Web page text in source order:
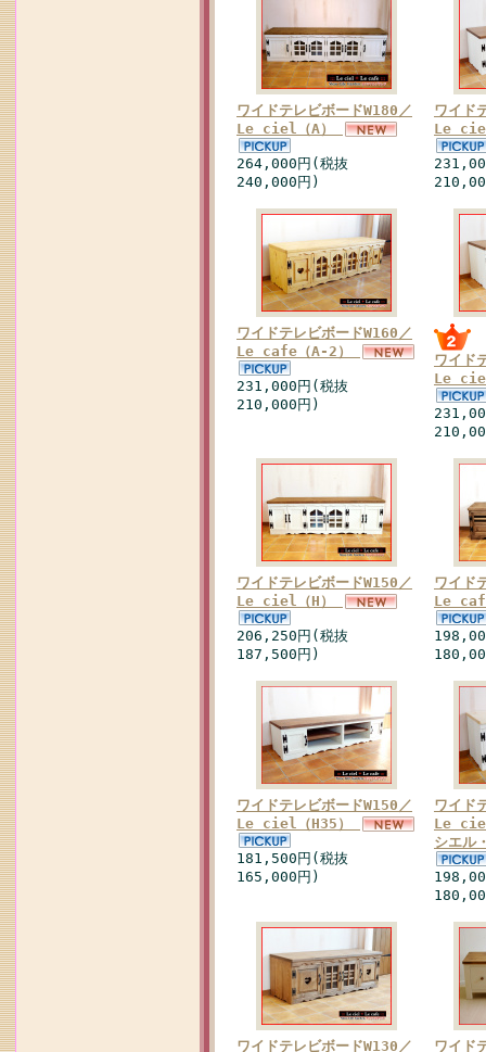
ワイドテレビボードW180／
Le ciel（A）
264,000円(税抜
240,000円)
ワイド
Le
ワイドテレビボードW160／
Le cafe（A-2）
231,000円(税抜
210,000円)
ワイド
Le
ワイドテレビボードW150／
Le ciel（H）
206,250円(税抜
187,500円)
ワイド
Le
ワイドテレビボードW150／
Le ciel（H35）
181,500円(税抜
165,000円)
ワイド
Le ciel
シエル
ワイドテレビボードW130／ ワイド